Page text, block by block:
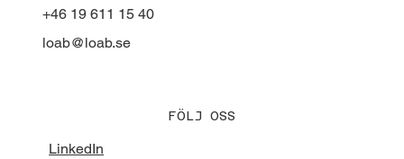
+46 19 611 15 40
loab@loab.se
FÖLJ OSS
LinkedIn